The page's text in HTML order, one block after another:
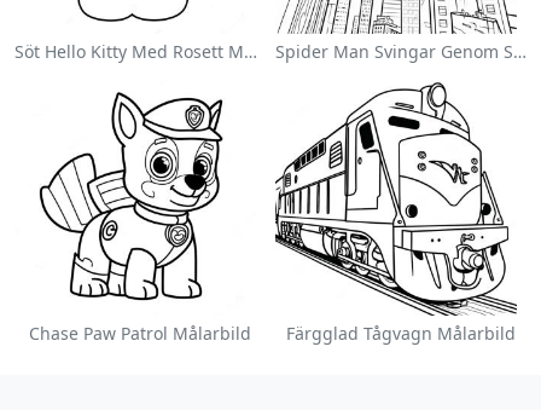
Söt Hello Kitty Med Rosett Målarbild Spider Man Svingar Genom Staden Målarbild
Chase Paw Patrol Målarbild Färgglad Tågvagn Målarbild